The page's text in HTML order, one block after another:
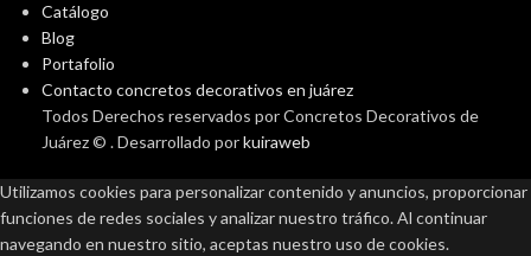
Catálogo
Blog
Portafolio
Contacto concretos decorativos en juárez
Todos Derechos reservados por Concretos Decorativos de
Juárez © . Desarrollado porkuiraweb
Utilizamos cookies para personalizar contenido y anuncios, proporcionar
funciones de redes sociales y analizar nuestro tráfico. Al continuar
navegando en nuestro sitio, aceptas nuestro uso de cookies.